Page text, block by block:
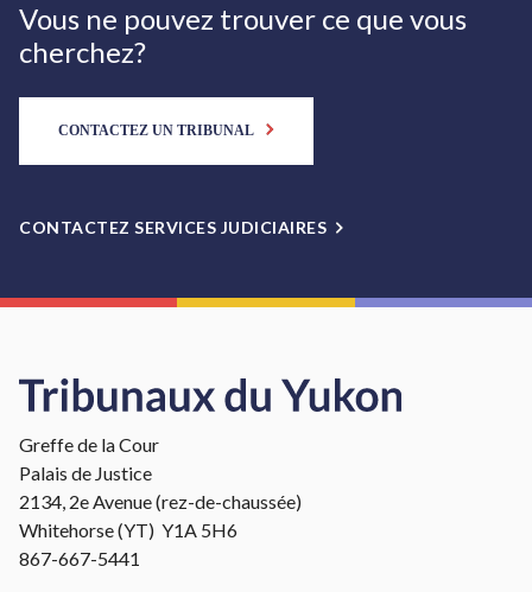
Vous ne pouvez trouver ce que vous
cherchez?
CONTACTEZ UN TRIBUNAL
CONTACTEZ SERVICES JUDICIAIRES
Greffe de la Cour
Palais de Justice
2134, 2e Avenue (rez-de-chaussée)
Whitehorse (YT) Y1A 5H6
867-667-5441